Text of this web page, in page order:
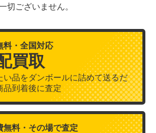
切ございません。
料・全国対応
買取
い品をダンボールに詰めて送るだ
品到着後に査定
無料・その場で査定